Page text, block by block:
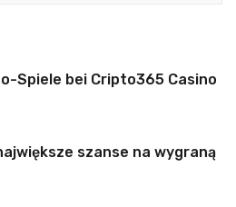
Spiele bei Cripto365 Casino
szanse na wygraną